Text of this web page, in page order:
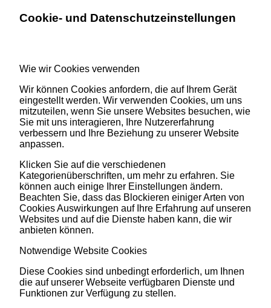
Cookie- und Datenschutzeinstellungen
Wie wir Cookies verwenden
Wir können Cookies anfordern, die auf Ihrem Gerät
eingestellt werden. Wir verwenden Cookies, um uns
mitzuteilen, wenn Sie unsere Websites besuchen, wie
Sie mit uns interagieren, Ihre Nutzererfahrung
verbessern und Ihre Beziehung zu unserer Website
anpassen.
Klicken Sie auf die verschiedenen
Kategorienüberschriften, um mehr zu erfahren. Sie
können auch einige Ihrer Einstellungen ändern.
Beachten Sie, dass das Blockieren einiger Arten von
Cookies Auswirkungen auf Ihre Erfahrung auf unseren
Websites und auf die Dienste haben kann, die wir
anbieten können.
Notwendige Website Cookies
Diese Cookies sind unbedingt erforderlich, um Ihnen
die auf unserer Webseite verfügbaren Dienste und
Funktionen zur Verfügung zu stellen.